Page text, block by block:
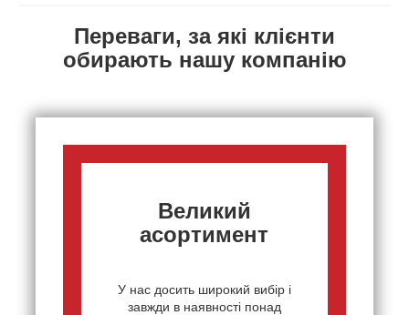
Переваги, за які клієнти
обирають нашу компанію
Великий
асортимент
У нас досить широкий вибір і
завжди в наявності понад